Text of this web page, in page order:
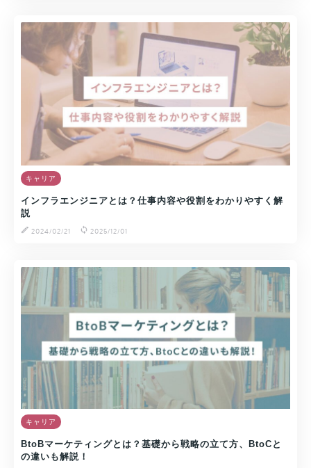
キャリア
インフラエンジニアとは？仕事内容や役割をわかりやすく解
説
2024/02/21
2025/12/01
キャリア
BtoBマーケティングとは？基礎から戦略の立て方、BtoCと
の違いも解説！